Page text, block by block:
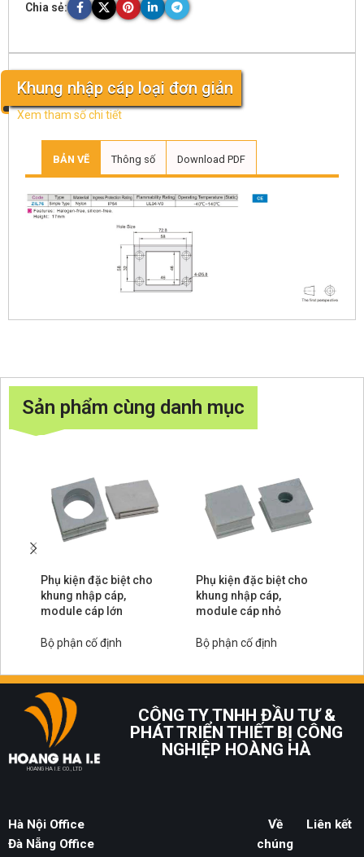
Khung nhập cáp loại đơn giản
Xem tham số chi tiết
BẢN VẼ Thông số Download PDF
Chia sẻ:
Sản phẩm cùng danh mục
Phụ kiện đặc biệt cho
khung nhập cáp,
module cáp lớn
Bộ phận cố định
Phụ kiện đặc biệt cho
khung nhập cáp,
module cáp nhỏ
Bộ phận cố định
HOANG HA I.E CO., LTD
CÔNG TY TNHH ĐẦU TƯ &
PHÁT TRIỂN THIẾT BỊ CÔNG
NGHIỆP HOÀNG HÀ
Hà Nội Office
Đà Nẵng Office
Về
chúng
Liên kết